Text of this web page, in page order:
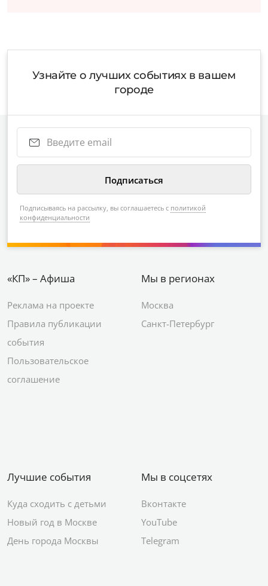
Узнайте о лучших событиях в вашем
городе
Подписываясь на рассылку, вы соглашаетесь с политикой
конфиденциальности
«КП» – Афиша
Реклама на проекте
Правила публикации
события
Пользовательское
соглашение
Мы в регионах
Москва
Санкт-Петербург
Лучшие события
Куда сходить с детьми
Новый год в Москве
День города Москвы
Мы в соцсетях
Вконтакте
YouTube
Telegram